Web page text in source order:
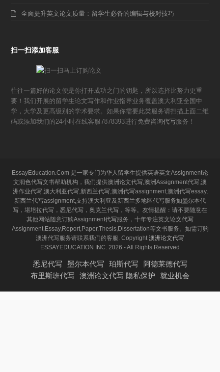
全面提升英文论文质量：留学生必备的编辑与校对技巧
扫一扫添加客服
往往一篇好的论文便是你打开成功之门的钥匙，所以选择比努力更重
要！我们开展的留学生论文写作和作业指导业务覆盖澳大利亚全国中
学，大学及更高级别的学术要求。如果你需要此类服务请扫描上面二维
码或添加我们的24小时在线客服7878393进行免费咨询代写服务！
EssayEducation.Com 是一家专门为华人留学生提供英语英文Assignment论
文润色代写文书帮助机构，我们提供澳洲论文代写,澳洲Assignment代写,澳
洲作业代写,澳大利亚代写,新西兰代写,澳洲代写assignment,澳洲代写essay,
新西兰代写assignment,支持澳大利亚及新西兰多地区代写服务如墨尔本代
写，堪培拉代写，悉尼代写，奥克兰代写，等等。友情提醒：请不要随意在
其他网站随意订购Assignment代写服务，十年专注英文论文代写
Assignment,Essay,Report,Paper,Thesis,Dissertation等文书服务。如需订购
澳洲代写服务请联系我们的客服. Copyright 澳洲论文代写
ESSAYEDUCATION INC. 2026 - All Rights Reserved
悉尼代写 墨尔本代写 珀斯代写
阿德莱德代写
布里斯班代写
澳洲论文代写 隐私保护 就业机会